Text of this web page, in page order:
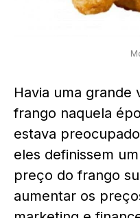
Havia uma grande
frango naquela
estava
eles definissem
preço do frango
aumentar os